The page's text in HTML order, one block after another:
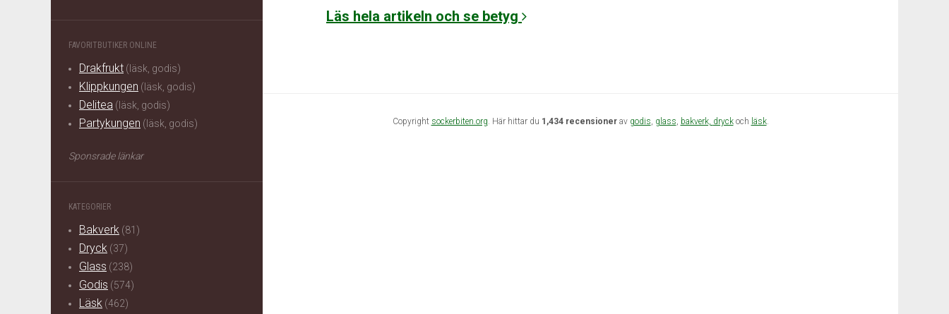
FAVORITBUTIKER ONLINE
Drakfrukt (läsk, godis)
Klippkungen (läsk, godis)
Delitea (läsk, godis)
Partykungen (läsk, godis)
Sponsrade länkar
KATEGORIER
Bakverk (81)
Dryck (37)
Glass (238)
Godis (574)
Läsk (462)
Läs hela artikeln och se betyg
Copyright sockerbiten.org. Här hittar du 1,434 recensionerav godis, glass, bakverk, dryckoch läsk.